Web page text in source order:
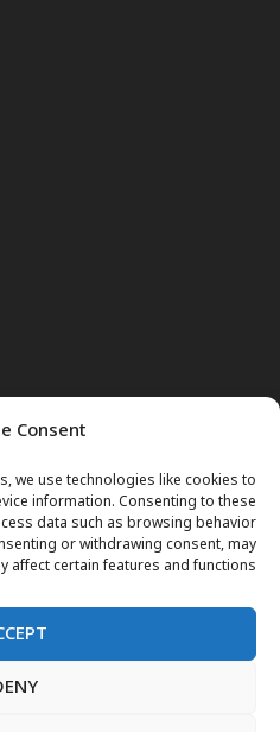
Consent
we use technologies like cookies to
information. Consenting to these
data such as browsing behavior
or withdrawing consent, may
affect certain features and functions.
نور وجوهات